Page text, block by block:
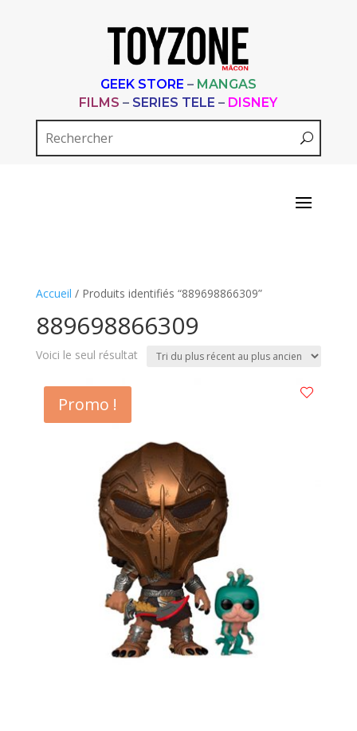
GEEK STORE – MANGAS
FILMS – SERIES TELE – DISNEY
Accueil / Produits identifiés “889698866309”
889698866309
Voici le seul résultat
Promo !